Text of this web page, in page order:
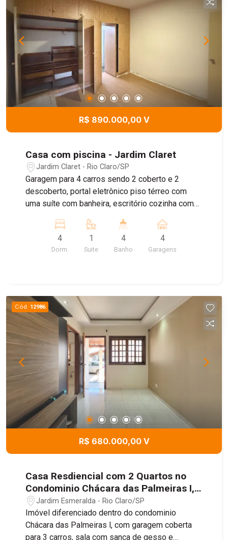
R$ 890.000,00 V
Casa com piscina - Jardim Claret
Jardim Claret - Rio Claro/SP
Garagem para 4 carros sendo 2 coberto e 2
descoberto, portal eletrônico piso térreo com
uma suíte com banheira, escritório cozinha com
banheiro social e lavanderia . piso superior 3
dormitórios banheiro social, aos fundos piscina,
area gourmet banheiro, sauna, quintal e um
4
Dorm.
1
Suite
4
Banho
4
Garagens
Cód. 12986
R$ 680.000,00 V
Casa Resdiencial com 2 Quartos no
Condominio Chácara das Palmeiras I,
192m² - Jardim Esmeralda, Rio
Claro/SP
Jardim Esmeralda - Rio Claro/SP
Imóvel diferenciado dentro do condominio
Chácara das Palmeiras l, com garagem coberta
para 3 carros, sala com sanca de gesso e